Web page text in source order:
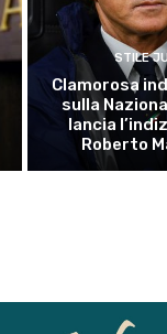
STILE
Clamorosa
sulla
lancia
Roberto